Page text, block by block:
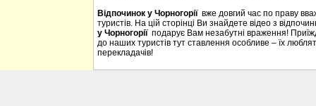
Відпочинок у Чорногорії вже довгий час по праву
туристів. На цій сторінці Ви знайдете відео з
у Чорногоріїподарує Вам незабутні враження!
до наших туристів тут ставлення особливе – їх
перекладачів!